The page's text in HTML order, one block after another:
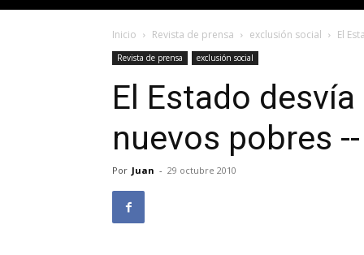
Inicio Revista de prensa exclusión social El
Revista de prensa exclusión social
El Estado
nuevos pobres
Por Juan - 29 octubre 2010